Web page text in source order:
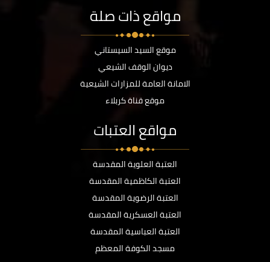
مواقع ذات صلة
موقع السيد السيستاني
ديوان الوقف الشيعي
الامانة العامة للمزارات الشيعية
موقع قناة كربلاء
مواقع العتبات
العتبة العلوية المقدسة
العتبة الكاظمية المقدسة
العتبة الرضوية المقدسة
العتبة العسكرية المقدسة
العتبة العباسية المقدسة
مسجد الكوفة المعظم